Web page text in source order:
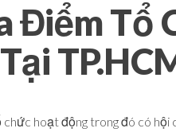
Điểm Tổ
hoạt động trong đó có hội